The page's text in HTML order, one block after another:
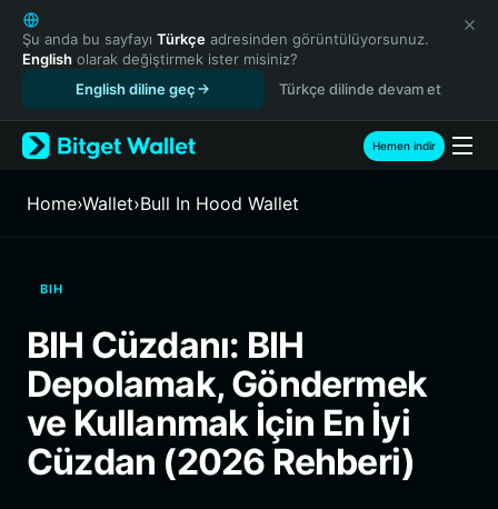
English
日本語
Tiếng Việt
Español (Latinoamérica)
Türkçe
Français
繁體中文
Bahasa Indonesia
ภาษาไทย
Español
Português (Brasil)
Şu anda bu sayfayı Türkçe adresinden görüntülüyorsunuz.
English olarak değiştirmek ister misiniz?
English diline geç
Türkçe dilinde devam et
Hemen indir
Home›Wallet›Bull In Hood Wallet
BIH
BIH Cüzdanı: BIH
Depolamak, Göndermek
ve Kullanmak İçin En İyi
Cüzdan (2026 Rehberi)